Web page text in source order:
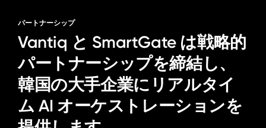
パートナーシップ
Vantiq と SmartGate は戦略的
パートナーシップを締結し、
韓国の大手企業にリアルタイ
ム AI オーケストレーションを